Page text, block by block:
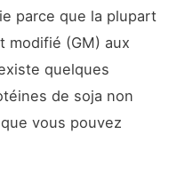
parce que la plupart
modifié (GM) aux
quelques
de soja non
vous pouvez